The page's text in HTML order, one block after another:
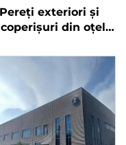
Pereți exteriori și
din oțel
oțel pentru clădiri